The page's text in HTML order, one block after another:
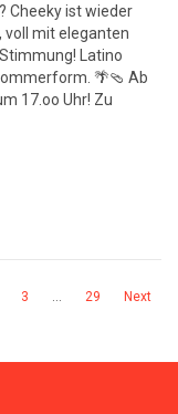
Cheeky ist wieder
voll mit eleganten
Latino
🌴🩴 Ab
17.oo Uhr! Zu
3 29 Next